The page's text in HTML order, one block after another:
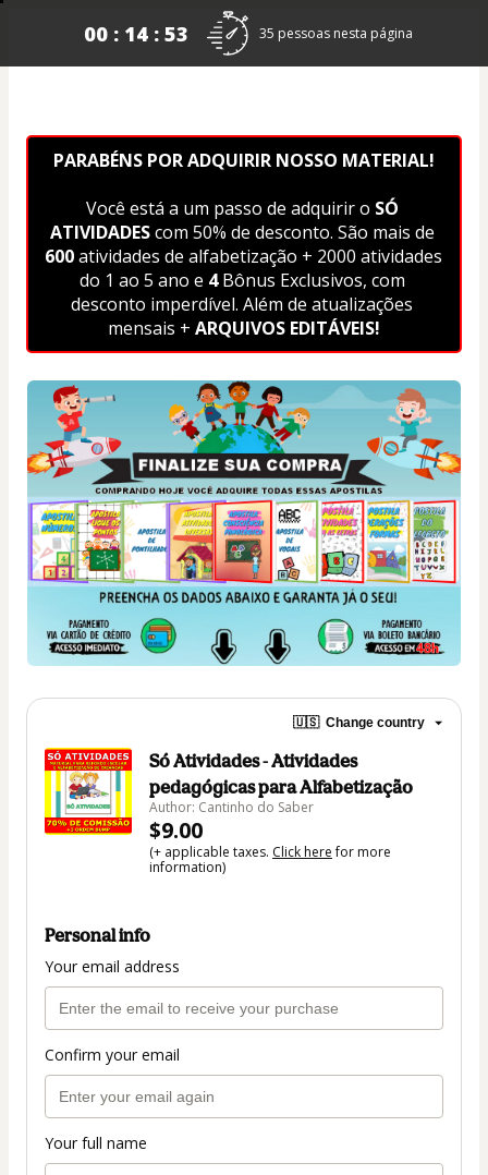
00 : 14 : 53 35 pessoas nesta página
PARABÉNS POR ADQUIRIR NOSSO MATERIAL!
Você está a um passo de adquirir o SÓ
ATIVIDADES
600 atividades de alfabetização + 2000 atividades
do 1 ao 5 ano e 4 Bônus Exclusivos, com
desconto imperdível. Além de atualizações
mensais + ARQUIVOS EDITÁVEIS!
🇺🇸 Change country
Só Atividades - Atividades
pedagógicas para Alfabetização
Author: Cantinho do Saber
$9.00
(+ applicable taxes. Click herefor more
information)
Personal info
Your email address
Confirm your email
Your full name